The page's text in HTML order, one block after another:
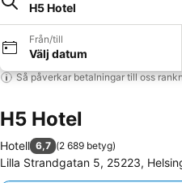
H5 Hotel
Från/till
Välj datum
Så påverkar betalningar till oss
H5 Hotel
Hotell 6,7 (2 689 betyg)
Lilla Strandgatan 5, 25223,